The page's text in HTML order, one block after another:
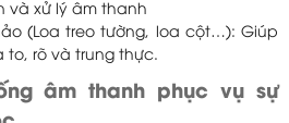
và xử lý âm thanh
(Loa treo tường, loa cột…): Giúp
to, rõ và trung thực.
âm thanh phục vụ sự